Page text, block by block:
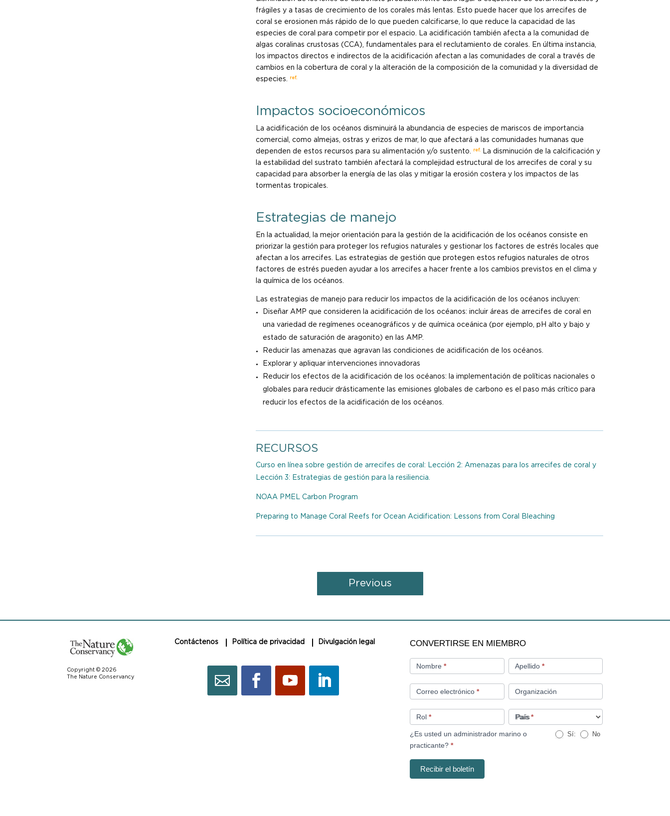
frágiles y a tasas de crecimiento de los corales más lentas. Esto puede hacer que los arrecifes de
coral se erosionen más rápido de lo que pueden calcificarse, lo que reduce la capacidad de las
especies de coral para competir por el espacio. La acidificación también afecta a la comunidad de
algas coralinas crustosas (CCA), fundamentales para el reclutamiento de corales. En última instancia,
los impactos directos e indirectos de la acidificación afectan a las comunidades de coral a través de
cambios en la cobertura de coral y la alteración de la composición de la comunidad y la diversidad de
especies.
ref.
Impactos socioeconómicos
La acidificación de los océanos disminuirá la abundancia de especies de mariscos de importancia
comercial, como almejas, ostras y erizos de mar, lo que afectará a las comunidades humanas que
dependen de estos recursos para su alimentación y/o sustento.
ref.La disminución de la calcificación y
la estabilidad del sustrato también afectará la complejidad estructural de los arrecifes de coral y su
capacidad para absorber la energía de las olas y mitigar la erosión costera y los impactos de las
tormentas tropicales.
Estrategias de manejo
En la actualidad, la mejor orientación para la gestión de la acidificación de los océanos consiste en
priorizar la gestión para proteger los refugios naturales y gestionar los factores de estrés locales que
afectan a los arrecifes. Las estrategias de gestión que protegen estos refugios naturales de otros
factores de estrés pueden ayudar a los arrecifes a hacer frente a los cambios previstos en el clima y
la química de los océanos.
Las estrategias de manejo para reducir los impactos de la acidificación de los océanos incluyen:
Diseñar AMP que consideren la acidificación de los océanos: incluir áreas de arrecifes de coral en
una variedad de regímenes oceanográficos y de química oceánica (por ejemplo, pH alto y bajo y
estado de saturación de aragonito) en las AMP.
Reducir las amenazas que agravan las condiciones de acidificación de los océanos.
Explorar y apliquar intervenciones innovadoras
Reducir los efectos de la acidificación de los océanos: la implementación de políticas nacionales o
globales para reducir drásticamente las emisiones globales de carbono es el paso más crítico para
reducir los efectos de la acidificación de los océanos.
RECURSOS
Curso en línea sobre gestión de arrecifes de coral: Lección 2: Amenazas para los arrecifes de coral y
Lección 3: Estrategias de gestión para la resiliencia.
NOAA PMEL Carbon Program
Preparing to Manage Coral Reefs for Ocean Acidification: Lessons from Coral Bleaching
Previous
Copyright © 2026
The Nature Conservancy
Contáctenos Política de privacidad Divulgación legal
CONVERTIRSE
MIEMBRO
CONVERTIRSE EN MIEMBRO
Nombre* Apellido *
Correo electrónico* Organización
Rol* País*
¿Es usted un administrador marino o
practicante?*
Sí: No
Recibir el boletín